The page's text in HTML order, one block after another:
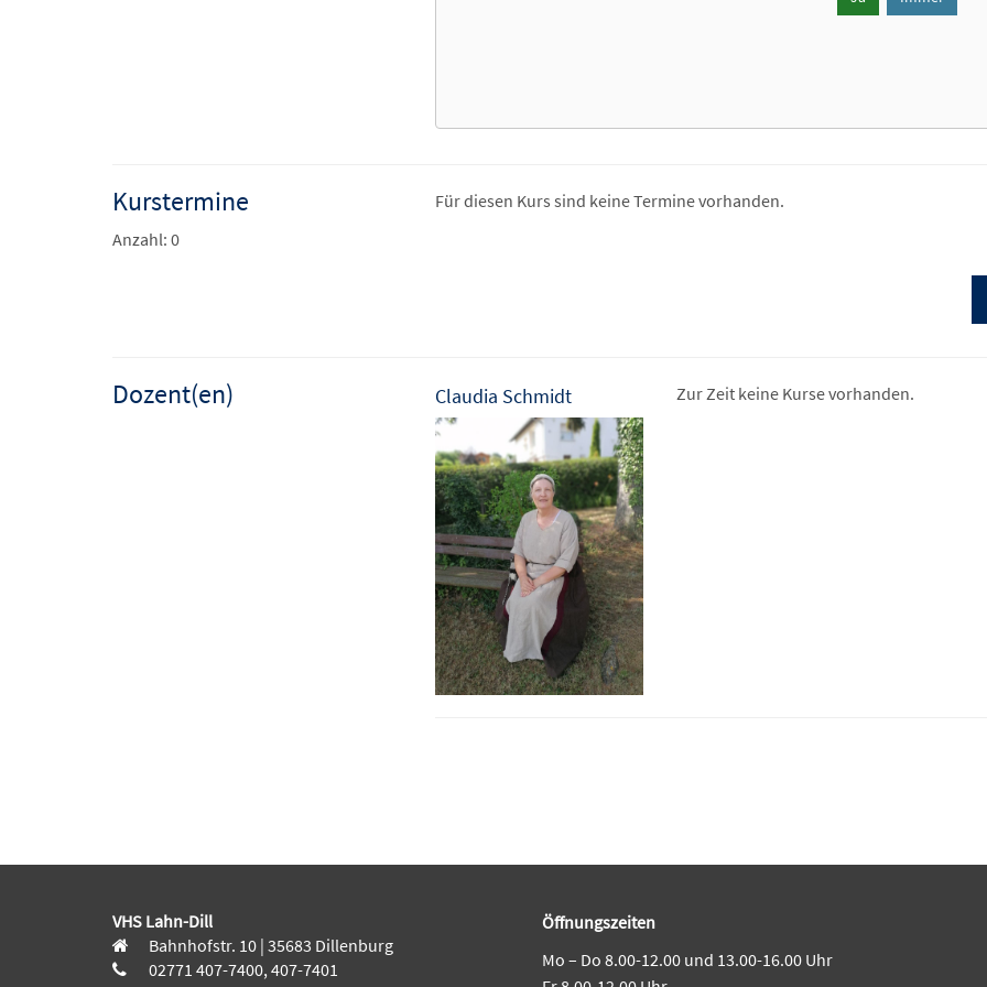
Kurstermine
Anzahl: 0
Für diesen Kurs sind keine Termine vorhanden.
Dozent(en) Claudia Schmidt Zur Zeit keine Kurse vorhanden.
VHS Lahn-Dill
Bahnhofstr. 10 | 35683 Dillenburg
02771 407-7400, 407-7401
Öffnungszeiten
Mo – Do 8.00-12.00 und 13.00-16.00 Uhr